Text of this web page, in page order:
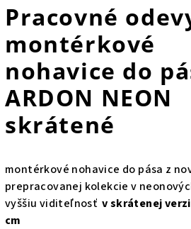
Pracovné
montérkové
nohavice do
ARDON NEON
skrátené
montérkové nohavice do pása z
prepracovanej kolekcie v
vyššiu viditeľnosť v skrátenej
cm